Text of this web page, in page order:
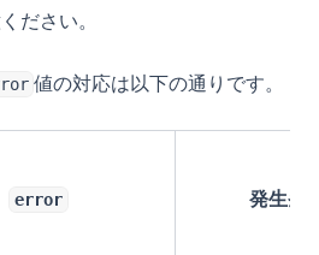
ださい。
値の対応は以下の通りです。
error 発生条